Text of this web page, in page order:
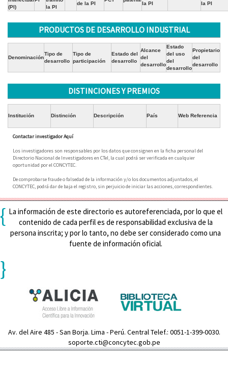
(PI)
la PI
de la PI
la PI
la PI
PRODUCTOS DE DESARROLLO INDUSTRIAL
Denominación
Tipo de
desarrollo
Tipo de
participación
Estado del
desarrollo
Alcance
del
desarrollo
Estado
del uso
del
desarrollo
Propietario
del
desarrollo
DISTINCIONES Y PREMIOS
Institución Distinción Descripción País Web Referencia
Contactar investigador Aquí
Los investigadores son responsables por los datos que consignen en la ficha personal del
Directorio Nacional de Investigadores en CTeI, la cual podrá ser verificada en cualquier
oportunidad por el CONCYTEC.
De comprobarse fraude o falsedad de la información y/o los documentos adjuntados, el
CONCYTEC, podrá dar de baja el registro, sin perjuicio de iniciar las acciones, correspondientes.
{ La información de este directorio es autoreferenciada, por lo que el
contenido de cada perfil es de responsabilidad exclusiva de la
persona inscrita; y por lo tanto, no debe ser considerado como una
fuente de información oficial.
}
Av. del Aire 485 - San Borja. Lima - Perú. Central Telef.: 0051-1-399-0030.
soporte.cti@concytec.gob.pe